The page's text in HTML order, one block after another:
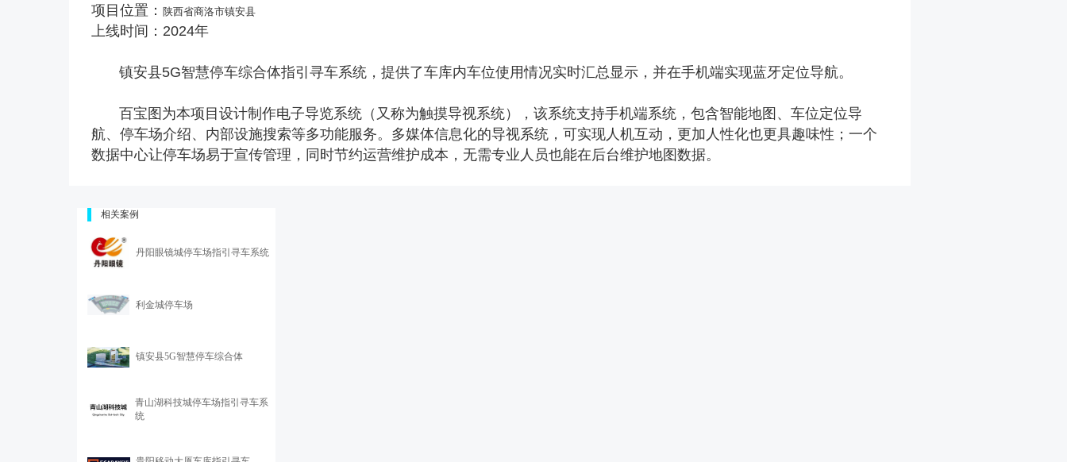
项目位置：陕西省商洛市镇安县
上线时间：2024年
镇安县5G智慧停车综合体指引寻车系统，提供了车库内车位使用情况实时汇总显示，并在手机端实现蓝牙定位导航。
百宝图为本项目设计制作电子导览系统（又称为触摸导视系统），该系统支持手机端系统，包含智能地图、车位定位导
航、停车场介绍、内部设施搜索等多功能服务。多媒体信息化的导视系统，可实现人机互动，更加人性化也更具趣味性；一个
数据中心让停车场易于宣传管理，同时节约运营维护成本，无需专业人员也能在后台维护地图数据。
相关案例
丹阳眼镜城停车场指引寻车系统
利金城停车场
镇安县5G智慧停车综合体
青山湖科技城停车场指引寻车系
统